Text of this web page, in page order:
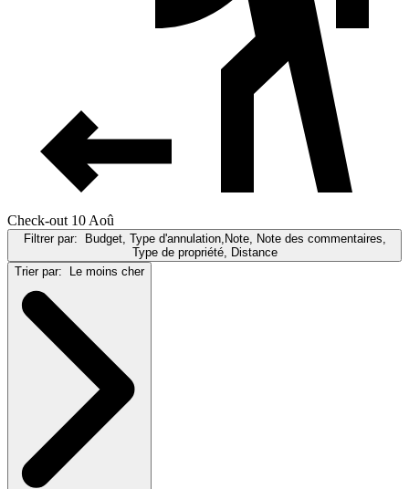
Check-out 10 Aoû
Filtrer par:
Budget, Type d'annulation,Note, Note des commentaires,
Type de propriété, Distance
Trier par:
Le moins cher